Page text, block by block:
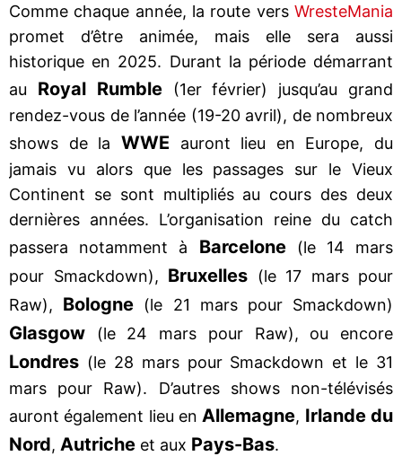
Comme chaque année, la route vers WresteMania
promet d’être animée, mais elle sera aussi
historique en 2025. Durant la période démarrant
au Royal Rumble(1er février) jusqu’au grand
rendez-vous de l’année (19-20 avril), de nombreux
shows de la WWE
auront lieu en Europe, du
jamais vu alors que les passages sur le Vieux
Continent se sont multipliés au cours des deux
dernières années. L’organisation reine du catch
passera notamment à Barcelone
(le 14 mars
pour Smackdown), Bruxelles (le 17 mars pour
Raw), Bologne (le 21 mars pour Smackdown)
Glasgow (le 24 mars pour Raw), ou encore
Londres (le 28 mars pour Smackdown et le 31
mars pour Raw). D’autres shows non-télévisés
auront également lieu en Allemagne, Irlande du
Nord, Autriche et aux Pays-Bas.